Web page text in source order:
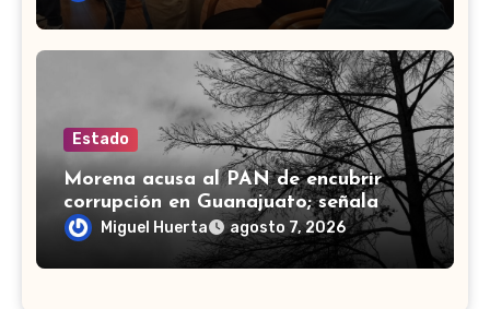
Estado
Morena acusa al PAN de encubrir
corrupción en Guanajuato; señala
desfalco de 107 mdp en Apaseo el
Miguel Huerta agosto 7, 2026